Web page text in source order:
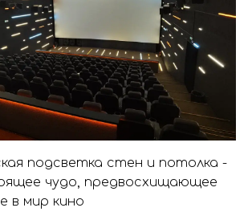
подсветка стен и потолка -
чудо, предвосхищающее
в мир кино